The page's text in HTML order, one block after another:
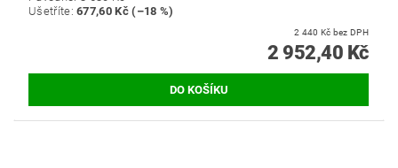
Ušetříte:677,60 Kč (–18 %)
2 440 Kč bez DPH
2 952,40 Kč